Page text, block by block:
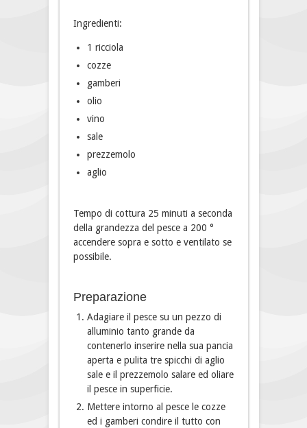
Ingredienti:
1 ricciola
cozze
gamberi
olio
vino
sale
prezzemolo
aglio
Tempo di cottura 25 minuti a seconda
della grandezza del pesce a 200 °
accendere sopra e sotto e ventilato se
possibile.
Preparazione
Adagiare il pesce su un pezzo di
alluminio tanto grande da
contenerlo inserire nella sua pancia
aperta e pulita tre spicchi di aglio
sale e il prezzemolo salare ed oliare
il pesce in superficie.
Mettere intorno al pesce le cozze
ed i gamberi condire il tutto con